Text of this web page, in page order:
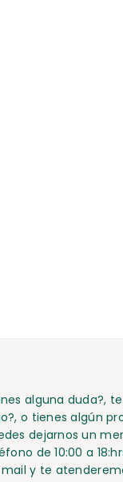
alguna duda?,
o tienes algún
dejarnos un
de 10:00 a
y te